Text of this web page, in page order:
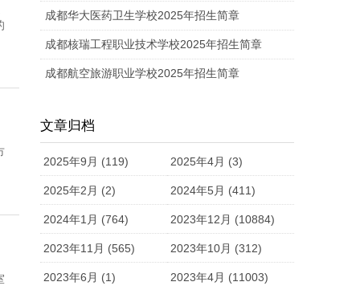
成都华大医药卫生学校2025年招生简章
成都核瑞工程职业技术学校2025年招生简章
成都航空旅游职业学校2025年招生简章
文章归档
2025年9月 (119) 2025年4月 (3)
2025年2月 (2) 2024年5月 (411)
2024年1月 (764) 2023年12月 (10884)
2023年11月 (565) 2023年10月 (312)
2023年6月 (1) 2023年4月 (11003)